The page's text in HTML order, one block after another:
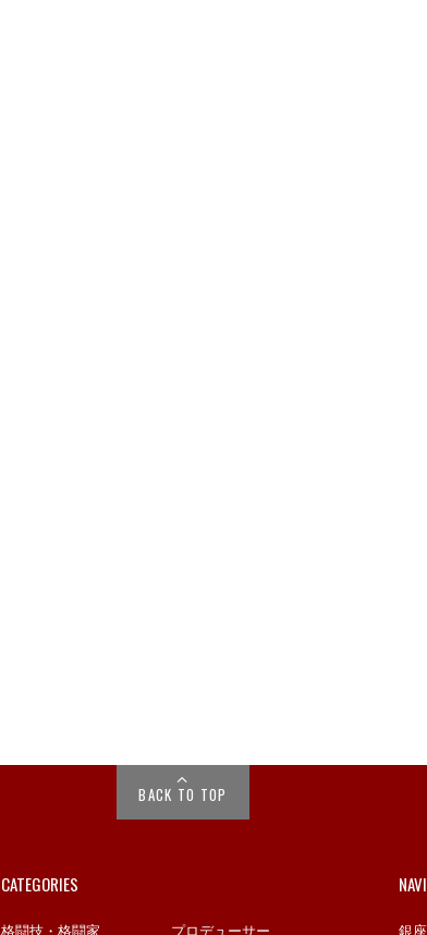
BACK TO TOP
CATEGORIES
格闘技・格闘家 プロデューサー 銀